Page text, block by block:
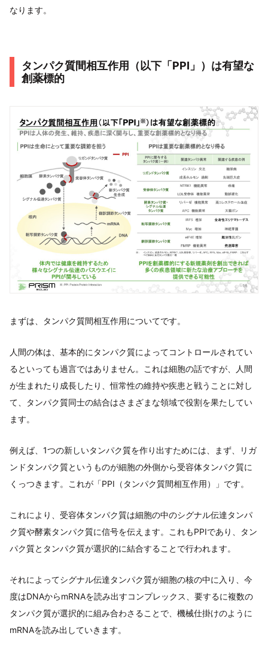
なります。
タンパク質間相互作用（以下「PPI」）は有望な
創薬標的
まずは、タンパク質間相互作用についてです。
人間の体は、基本的にタンパク質によってコントロールされてい
るといっても過言ではありません。これは細胞の話ですが、人間
が生まれたり成長したり、恒常性の維持や疾患と戦うことに対し
て、タンパク質同士の結合はさまざまな領域で役割を果たしてい
ます。
例えば、1つの新しいタンパク質を作り出すためには、まず、リガ
ンドタンパク質というものが細胞の外側から受容体タンパク質に
くっつきます。これが「PPI（タンパク質間相互作用）」です。
これにより、受容体タンパク質は細胞の中のシグナル伝達タンパ
ク質や酵素タンパク質に信号を伝えます。これもPPIであり、タン
パク質とタンパク質が選択的に結合することで行われます。
それによってシグナル伝達タンパク質が細胞の核の中に入り、今
度はDNAからmRNAを読み出すコンプレックス、要するに複数の
タンパク質が選択的に組み合わさることで、機械仕掛けのように
mRNAを読み出していきます。